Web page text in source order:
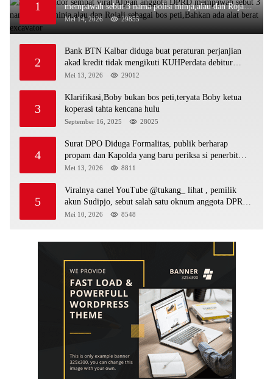
1
mempawah sebut 3 nama polisi minja,alau dan Rojali
sebagai bos peti,Bahkan ada alat berat excavator
Mei 14, 2026 29855
2
Bank BTN Kalbar diduga buat peraturan perjanjian
akad kredit tidak mengikuti KUHPerdata debitur
awam di bentur dengan aturan diduga tanpa dasar
Mei 13, 2026 29012
3
Klarifikasi,Boby bukan bos peti,teryata Boby ketua
koperasi tahta kencana hulu
September 16, 2025 28025
4
Surat DPO Diduga Formalitas, publik berharap
propam dan Kapolda yang baru periksa si penerbit
surat serta Aph diduga lepaskan DPO
Mei 13, 2026 8811
5
Viralnya canel YouTube @tukang_ lihat , pemilik
akun Sudipjo, sebut salah satu oknum anggota DPRD
mempawah terlibat sebagai cukong peti Kapolda yang
Mei 10, 2026 8548